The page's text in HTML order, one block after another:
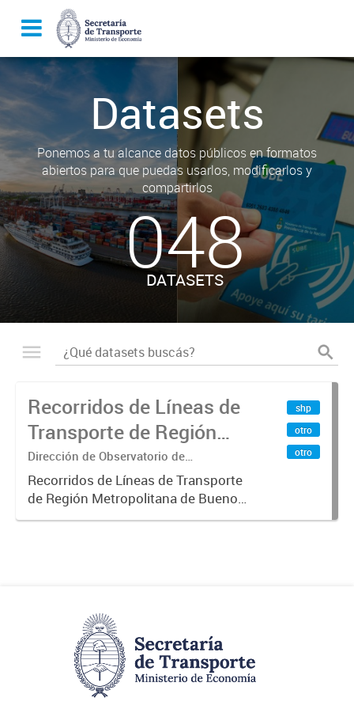
Datasets
Ponemos a tu alcance datos públicos en formatos
abiertos para que puedas usarlos, modificarlos y
compartirlos
048
DATASETS
Recorridos de Líneas de
Transporte de Región
Metropolitana de
Buenos Aires (RMBA)
Dirección de Observatorio de
Transporte, Estudio y Sistemas
Recorridos de Líneas de Transporte
de Región Metropolitana de Buenos
Aires (RMBA).-
shp
otro
otro